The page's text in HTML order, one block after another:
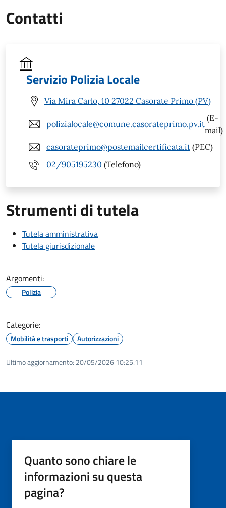
Contatti
Servizio Polizia Locale
Via Mira Carlo, 10 27022 Casorate Primo (PV)
polizialocale@comune.casorateprimo.pv.it
(E-
mail)
casorateprimo@postemailcertificata.it (PEC)
02/905195230 (Telefono)
Strumenti di tutela
Tutela amministrativa
Tutela giurisdizionale
Argomenti:
Polizia
Categorie:
Mobilità e trasporti Autorizzazioni
Ultimo aggiornamento: 20/05/2026 10:25.11
Quanto sono chiare le
informazioni su questa
pagina?